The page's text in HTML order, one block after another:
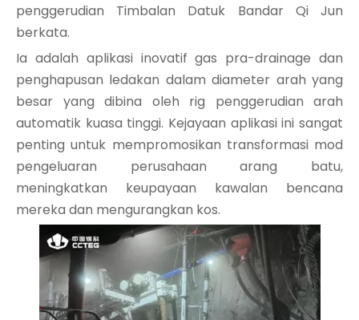
penggerudian Timbalan Datuk Bandar Qi Jun
berkata.
Ia adalah aplikasi inovatif gas pra-drainage dan
penghapusan ledakan dalam diameter arah yang
besar yang dibina oleh rig penggerudian arah
automatik kuasa tinggi. Kejayaan aplikasi ini sangat
penting untuk mempromosikan transformasi mod
pengeluaran perusahaan arang batu,
meningkatkan keupayaan kawalan bencana
mereka dan mengurangkan kos.